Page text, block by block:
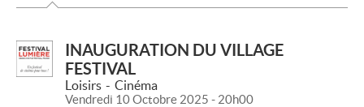
INAUGURATION DU VILLAGE
FESTIVAL
Loisirs Cinéma
Vendredi 10 Octobre 2025 - 20h00